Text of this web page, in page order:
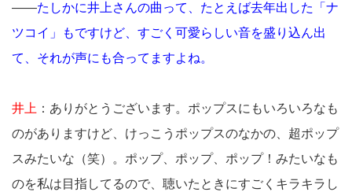
――たしかに井上さんの曲って、たとえば去年出した「ナ
ツコイ」もですけど、すごく可愛らしい音を盛り込ん出
て、それが声にも合ってますよね。
井上 ：ありがとうございます。ポップスにもいろいろなも
のがありますけど、けっこうポップスのなかの、超ポップ
スみたいな（笑）。ポップ、ポップ、ポップ！みたいなも
のを私は目指してるので、聴いたときにすごくキラキラし